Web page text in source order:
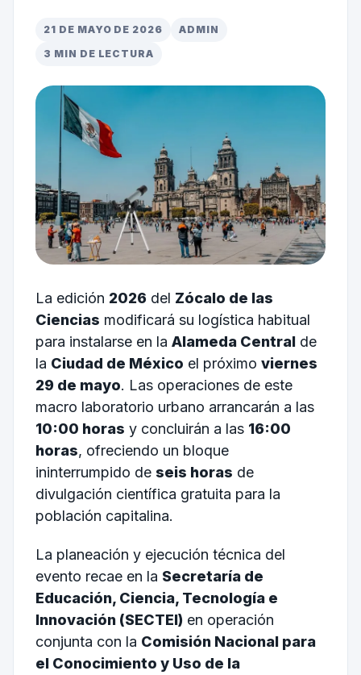
21 DE MAYO DE 2026
ADMIN
3 MIN DE LECTURA
La edición 2026 del Zócalo de las
Ciencias modificará su logística habitual
para instalarse en la Alameda Centralde
la Ciudad de México el próximo viernes
29 de mayo. Las operaciones de este
macro laboratorio urbano arrancarán a las
10:00 horas y concluirán a las 16:00
horas, ofreciendo un bloque
ininterrumpido de seis horas de
divulgación científica gratuita para la
población capitalina.
La planeación y ejecución técnica del
evento recae en la Secretaría de
Educación, Ciencia, Tecnología e
Innovación (SECTEI)en operación
conjunta con la Comisión Nacional para
el Conocimiento y Uso de la